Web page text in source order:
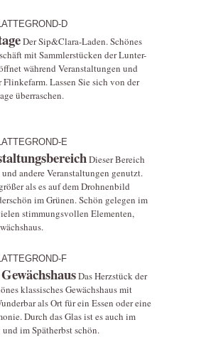
Der Sip&Clara-Laden. Schönes
mit Sammlerstücken der Lunter-
während Veranstaltungen und
Lassen Sie sich von der
überraschen.
Dieser Bereich
andere Veranstaltungen genutzt.
als es auf dem Drohnenbild
im Grünen. Schön gelegen im
stimmungsvollen Elementen,
Das Herzstück der
klassisches Gewächshaus mit
als Ort für ein Essen oder eine
Durch das Glas ist es auch im
im Spätherbst schön.